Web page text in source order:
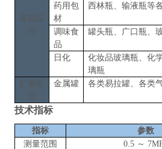
基础应
药用包
材
西林瓶、输液瓶等
调味食
品
罐头瓶、广口瓶、
日化 化妆品玻璃瓶、化
璃瓶
扩展应
金属罐 各类易拉罐、各类
技术指标
指标
参数
测量范围
0.5 ～